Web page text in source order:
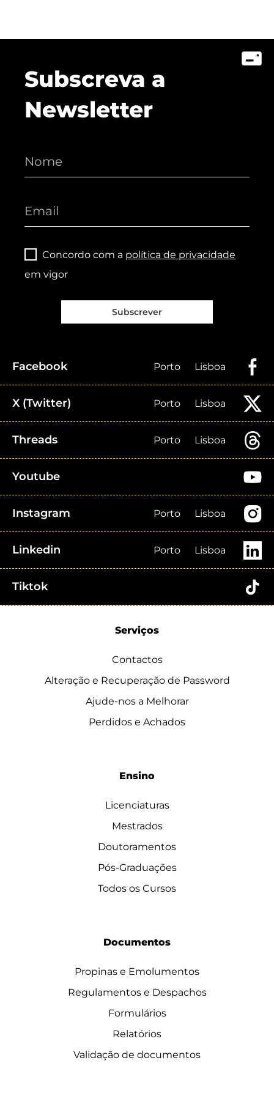
Subscreva a
Newsletter
Concordo com a política de privacidade
em vigor
Subscrever
Facebook Porto Lisboa
X (Twitter) Porto Lisboa
Threads Porto Lisboa
Youtube
Instagram Porto Lisboa
Linkedin Porto Lisboa
Tiktok
Serviços
Contactos
Alteração e Recuperação de Password
Ajude-nos a Melhorar
Perdidos e Achados
Ensino
Licenciaturas
Mestrados
Doutoramentos
Pós-Graduações
Todos os Cursos
Documentos
Propinas e Emolumentos
Regulamentos e Despachos
Formulários
Relatórios
Validação de documentos